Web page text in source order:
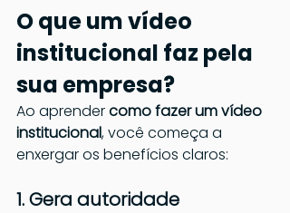
O que um vídeo
institucional faz pela
sua empresa?
Ao aprender como fazer um vídeo
institucional, você começa a
enxergar os benefícios claros:
1. Gera autoridade